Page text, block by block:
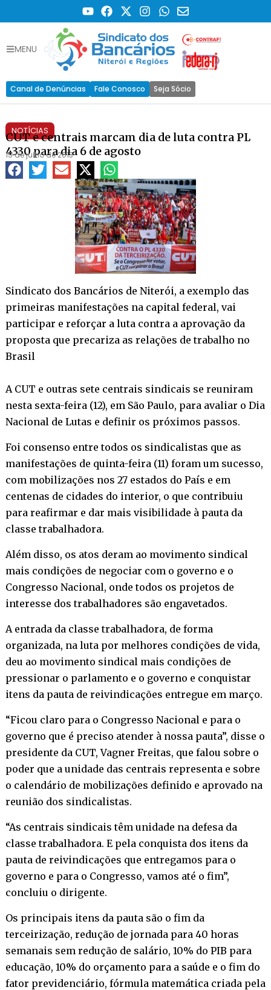
MENU
Canal de Denúncias Fale Conosco Seja Sócio
NOTÍCIAS
CUT e centrais marcam dia de luta contra PL
4330 para dia 6 de agosto
15 de julho de 2013
Sindicato dos Bancários de Niterói, a exemplo das
primeiras manifestações na capital federal, vai
participar e reforçar a luta contra a aprovação da
proposta que precariza as relações de trabalho no
Brasil
A CUT e outras sete centrais sindicais se reuniram
nesta sexta-feira (12), em São Paulo, para avaliar o Dia
Nacional de Lutas e definir os próximos passos.
Foi consenso entre todos os sindicalistas que as
manifestações de quinta-feira (11) foram um sucesso,
com mobilizações nos 27 estados do País e em
centenas de cidades do interior, o que contribuiu
para reafirmar e dar mais visibilidade à pauta da
classe trabalhadora.
Além disso, os atos deram ao movimento sindical
mais condições de negociar com o governo e o
Congresso Nacional, onde todos os projetos de
interesse dos trabalhadores são engavetados.
A entrada da classe trabalhadora, de forma
organizada, na luta por melhores condições de vida,
deu ao movimento sindical mais condições de
pressionar o parlamento e o governo e conquistar
itens da pauta de reivindicações entregue em março.
“Ficou claro para o Congresso Nacional e para o
governo que é preciso atender à nossa pauta”, disse o
presidente da CUT, Vagner Freitas, que falou sobre o
poder que a unidade das centrais representa e sobre
o calendário de mobilizações definido e aprovado na
reunião dos sindicalistas.
“As centrais sindicais têm unidade na defesa da
classe trabalhadora. E pela conquista dos itens da
pauta de reivindicações que entregamos para o
governo e para o Congresso, vamos até o fim”,
concluiu o dirigente.
Os principais itens da pauta são o fim da
terceirização, redução de jornada para 40 horas
semanais sem redução de salário, 10% do PIB para
educação, 10% do orçamento para a saúde e o fim do
fator previdenciário, fórmula matemática criada pela